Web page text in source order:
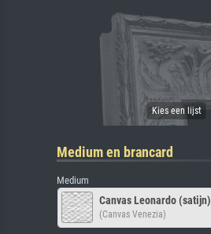
Medium en brancard
Medium
Canvas Leonardo (satijn)
(Canvas Venezia)